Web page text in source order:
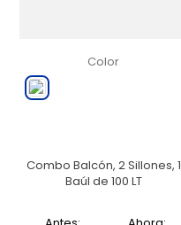
Color
Combo Balcón, 2 Sillones, 1
Baúl de 100 LT